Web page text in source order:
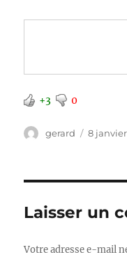
+3 0
Auteur
gerard
Publié
8
Laisser un
Votre adresse e-mail